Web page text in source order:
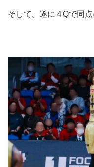
そして、遂に４Qで同点